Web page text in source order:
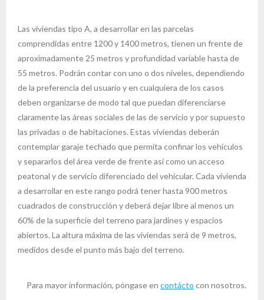
Las viviendas tipo A, a desarrollar en las parcelas
comprendidas entre 1200 y 1400 metros, tienen un frente de
aproximadamente 25 metros y profundidad variable hasta de
55 metros. Podrán contar con uno o dos niveles, dependiendo
de la preferencia del usuario y en cualquiera de los casos
deben organizarse de modo tal que puedan diferenciarse
claramente las áreas sociales de las de servicio y por supuesto
las privadas o de habitaciones. Estas viviendas deberán
contemplar garaje techado que permita confinar los vehículos
y separarlos del área verde de frente así como un acceso
peatonal y de servicio diferenciado del vehicular. Cada vivienda
a desarrollar en este rango podrá tener hasta 900 metros
cuadrados de construcción y deberá dejar libre al menos un
60% de la superficie del terreno para jardines y espacios
abiertos. La altura máxima de las viviendas será de 9 metros,
medidos desde el punto más bajo del terreno.
Para mayor información, póngase en contácto con nosotros.